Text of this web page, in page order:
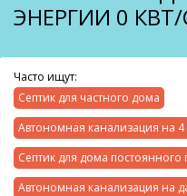
ЭНЕРГИИ 0
Часто ищут:
Септик для частного дома
Автономная канализация на 4
Септик для дома
Автономная канализация на